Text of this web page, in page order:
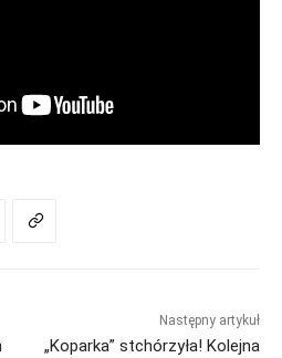
Następny artykuł
„Koparka” stchórzyła! Kolejna